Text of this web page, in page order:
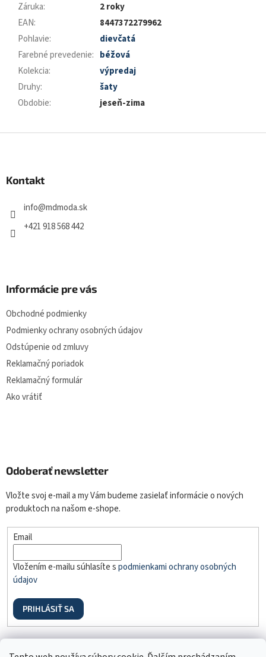
Záruka:
2 roky
EAN:
8447372279962
Pohlavie:
dievčatá
Farebné prevedenie: béžová
Kolekcia:
výpredaj
Druhy:
šaty
Obdobie: jeseň-zima
Kontakt
info@mdmoda.sk
+421 918 568 442
Informácie pre vás
Obchodné podmienky
Podmienky ochrany osobných údajov
Odstúpenie od zmluvy
Reklamačný poriadok
Reklamačný formulár
Ako vrátiť
Odoberať newsletter
Vložte svoj e-mail a my Vám budeme zasielať informácie o nových
produktoch na našom e-shope.
Email
Vložením e-mailu súhlasíte spodmienkami ochrany osobných
údajov
PRIHLÁSIŤ SA